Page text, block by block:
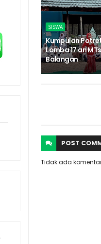
SISWA
Kumpulan
Lomba 17 an
Balangan
POST
Tidak ada